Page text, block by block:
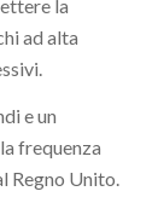
la
ad alta
e un
frequenza
Regno Unito.